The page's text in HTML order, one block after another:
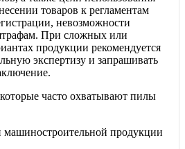
товаров к регламентам
невозможности
При сложных или
продукции рекомендуется
экспертизу и запрашивать
часто охватывают пилы
машиностроительной продукции